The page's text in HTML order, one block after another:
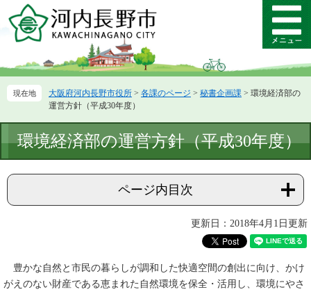
ー
先
ニ
を
て
メ
ニ
ー
大阪府河内長野市役所 > 各課のページ > 秘書企画課 > 環境経済部の
運営方針（平成30年度）
文
環境経済部の運営方針（平成30年度）
ページ内目次
更新日：2018年4月1日更新
豊かな自然と市民の暮らしが調和した快適空間の創出に向け、かけ
がえのない財産である恵まれた自然環境を保全・活用し、環境にやさ